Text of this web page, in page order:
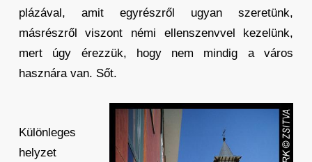
plázával, amit egyrészről ugyan szeretünk,
másrészről viszont némi ellenszenvvel kezelünk,
mert úgy érezzük, hogy nem mindig a város
hasznára van. Sőt.
Különleges
helyzet